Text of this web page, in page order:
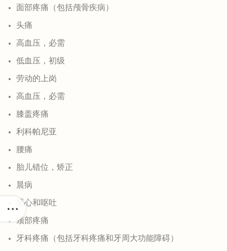
面部疼痛（包括颅骨疾病）
头痛
高血压，必需
低血压，初级
劳动的上岗
高血压，必需
膝盖疼痛
利科帕尼亚
腰痛
胎儿错位，矫正
晨病
恶心和呕吐
颈部疼痛
牙科疼痛（包括牙科疼痛和牙周大功能障碍）